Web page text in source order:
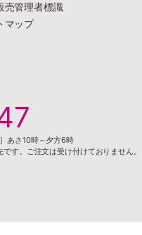
売管理者標識
マップ
あさ10時～夕方6時
す。ご注文は受け付けておりません。